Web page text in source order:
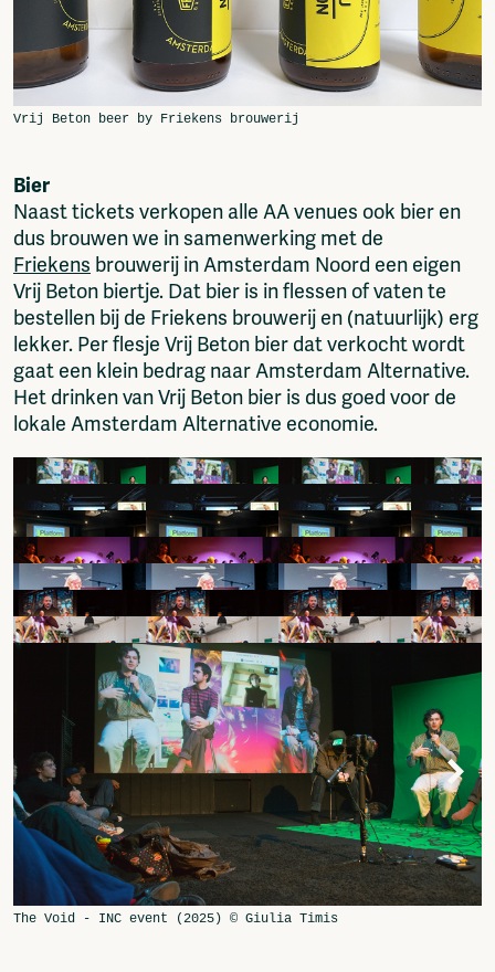
Bier
Naast tickets verkopen alle AA venues ook bier en
dus brouwen we in samenwerking met de
Friekens brouwerij in Amsterdam Noord een eigen
Vrij Beton biertje. Dat bier is in flessen of vaten te
bestellen bij de Friekens brouwerij en (natuurlijk) erg
lekker. Per flesje Vrij Beton bier dat verkocht wordt
gaat een klein bedrag naar Amsterdam Alternative.
Het drinken van Vrij Beton bier is dus goed voor de
lokale Amsterdam Alternative economie.